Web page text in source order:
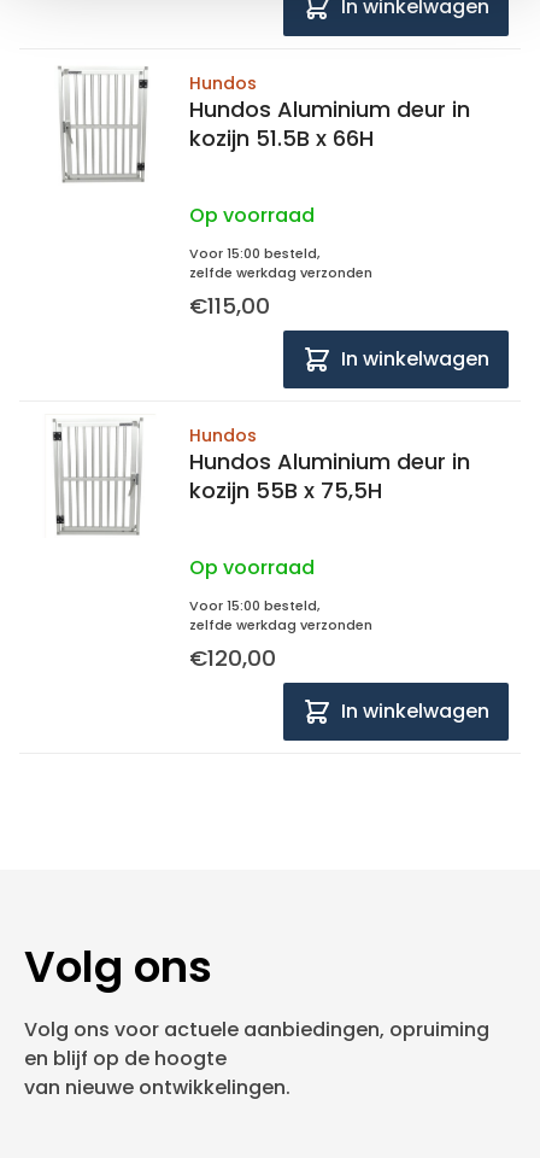
In winkelwagen
Hundos
Hundos Aluminium deur in
kozijn 51.5B x 66H
Op voorraad
Voor 15:00 besteld,
zelfde werkdag verzonden
€115,00
In winkelwagen
Hundos
Hundos Aluminium deur in
kozijn 55B x 75,5H
Op voorraad
Voor 15:00 besteld,
zelfde werkdag verzonden
€120,00
In winkelwagen
Volg ons
Volg ons voor actuele aanbiedingen, opruiming
en blijf op de hoogte
van nieuwe ontwikkelingen.